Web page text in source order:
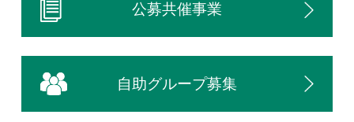
公募共催事業
自助グループ募集